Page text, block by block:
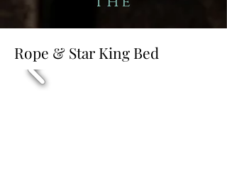
Rope & Star King Bed